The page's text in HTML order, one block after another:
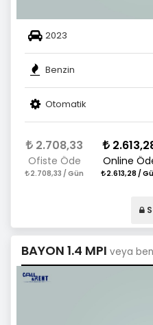
2023
Benzin
Otomatik
2.708,33
Ofiste Öde
2.708,33 / Gün
Online
2.613,28 /
BAYON 1.4 MPI veya